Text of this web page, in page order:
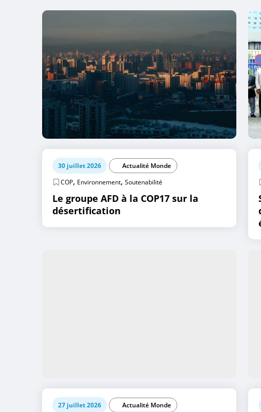
30 juillet 2026
Actualité Monde
COP, Environnement, Soutenabilité
Le groupe AFD à la COP17 sur la
désertification
27 juillet 2026
Actualité Monde